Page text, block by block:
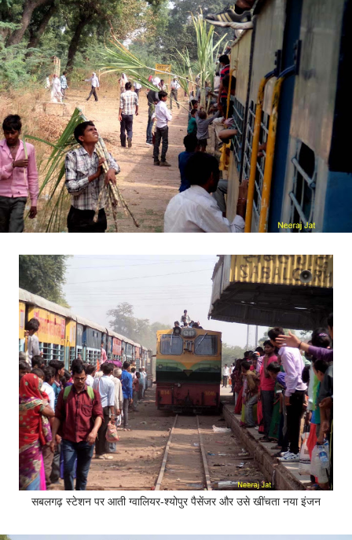
सबलगढ़ स्टेशन पर आती ग्वालियर-श्योपुर पैसेंजर और उसे खींचता नया इंजन